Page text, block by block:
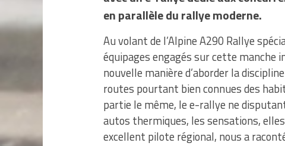
en parallèle du rallye moderne.
Au volant de l’Alpine A290 Rallye
équipages engagés sur cette manche
nouvelle manière d’aborder la
routes pourtant bien connues des
partie le même, le e-rallye ne
autos thermiques, les sensations,
excellent pilote régional, nous a